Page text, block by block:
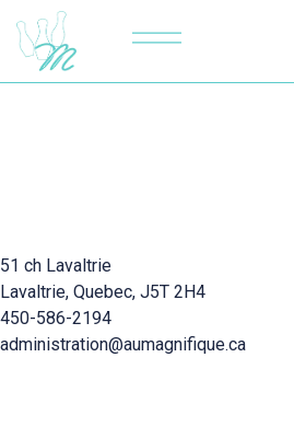
Dimanche au jeudi
11h à 22h
51 ch Lavaltrie
Lavaltrie, Quebec, J5T 2H4
450-586-2194
administration@aumagnifique.ca